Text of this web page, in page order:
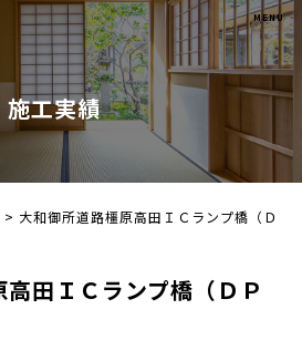
施工実績
> 大和御所道路橿原高田ＩＣランプ橋（Ｄ
田ＩＣランプ橋（ＤＰ